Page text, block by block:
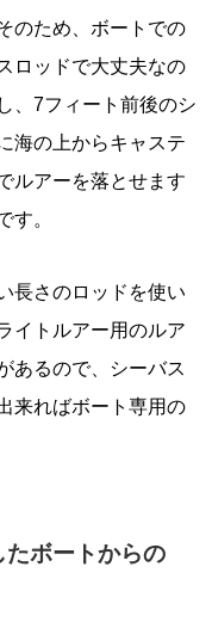
のため、ボートでの
ロッドで大丈夫なの
、7フィート前後のシ
海の上からキャステ
ルアーを落とせます
す。
長さのロッドを使い
イトルアー用のルア
あるので、シーバス
来ればボート専用の
ボートからの